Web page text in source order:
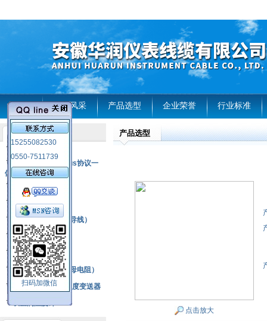
首页 企业风采 产品选型 企业荣誉 行业标准
15255082530
0550-7511739
扫码加微信
产品列表
RS485通讯modbus协议一
体化现场智能仪表
热电偶
压力式温度计
热电偶补偿电缆（导线）
振动传感器
热电阻
铂热电阻元件（云母电阻）
SBW系列一体化温度变送器
双金属温度计
产品选型
点击放大